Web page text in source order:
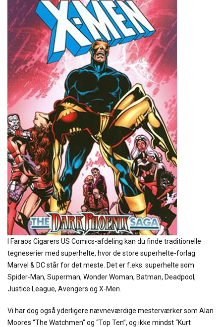
I Faraos Cigarers US Comics-afdeling kan du finde traditionelle
tegneserier med superhelte, hvor de store superhelte-forlag
Marvel & DC står for det meste. Det er f.eks. superhelte som
Spider-Man, Superman, Wonder Woman, Batman, Deadpool,
Justice League, Avengers og X-Men.
Vi har dog også yderligere nævneværdige mesterværker som Alan
Moores “The Watchmen” og “Top Ten”, og ikke mindst “Kurt